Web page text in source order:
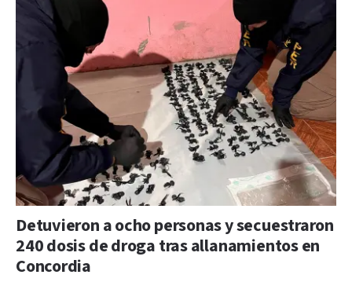
Detuvieron a ocho personas y secuestraron
240 dosis de droga tras allanamientos en
Concordia